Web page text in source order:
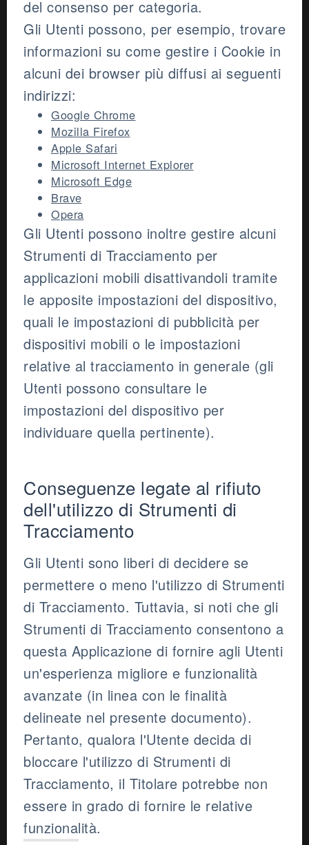
del consenso per categoria.
Gli Utenti possono, per esempio, trovare
informazioni su come gestire i Cookie in
alcuni dei browser più diffusi ai seguenti
indirizzi:
Google Chrome
Mozilla Firefox
Apple Safari
Microsoft Internet Explorer
Microsoft Edge
Brave
Opera
Gli Utenti possono inoltre gestire alcuni
Strumenti di Tracciamento per
applicazioni mobili disattivandoli tramite
le apposite impostazioni del dispositivo,
quali le impostazioni di pubblicità per
dispositivi mobili o le impostazioni
relative al tracciamento in generale (gli
Utenti possono consultare le
impostazioni del dispositivo per
individuare quella pertinente).
Conseguenze legate al rifiuto
dell'utilizzo di Strumenti di
Tracciamento
Gli Utenti sono liberi di decidere se
permettere o meno l'utilizzo di Strumenti
di Tracciamento. Tuttavia, si noti che gli
Strumenti di Tracciamento consentono a
questa Applicazione di fornire agli Utenti
un'esperienza migliore e funzionalità
avanzate (in linea con le finalità
delineate nel presente documento).
Pertanto, qualora l'Utente decida di
bloccare l'utilizzo di Strumenti di
Tracciamento, il Titolare potrebbe non
essere in grado di fornire le relative
funzionalità.